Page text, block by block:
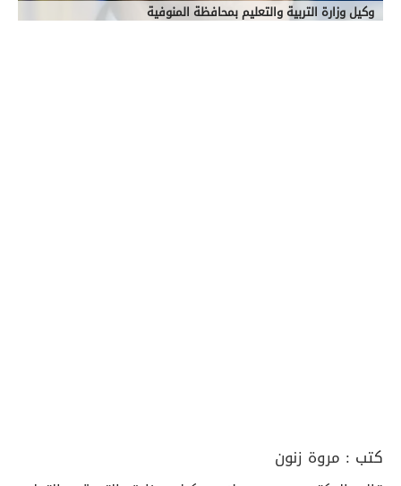
وكيل وزارة التربية والتعليم بمحافظة المنوفية
كتب : مروة زنون